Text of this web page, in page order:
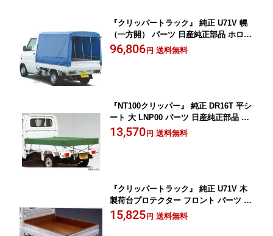
『クリッパートラック』 純正 U71V 幌
（一方開） パーツ 日産純正部品 ホロ
トラック幌 CLIPPER オプション アク
セサリー 用品
96,806 円 送料無料
『NT100クリッパー』 純正 DR16T 平シ
ート 大 LNP00 パーツ 日産純正部品 荷
台シート オプション アクセサリー 用品
13,570 円 送料無料
『クリッパートラック』 純正 U71V 木
製荷台プロテクター フロント パーツ 日
産純正部品 CLIPPER オプション アク
セサリー 用品
15,825 円 送料無料